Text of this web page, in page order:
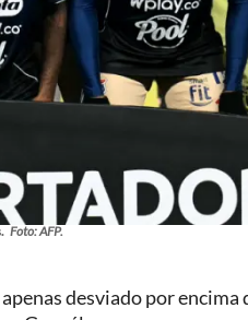
Foto: AFP.
desviado por encima